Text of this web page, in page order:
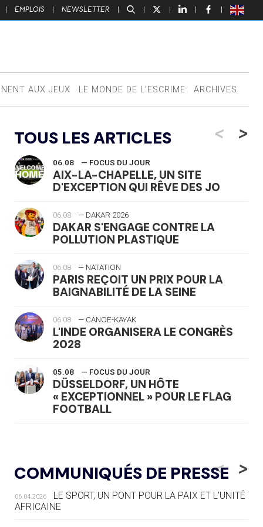
| EMPLOIS | NEWSLETTER | | | | |
AUX JEUX LE MONDE DE L’ESCRIME ARCHIVES
TOUS LES ARTICLES <
06.08 — FOCUS DU JOUR
AIX-LA-CHAPELLE, UN SITE
D'EXCEPTION QUI RÊVE DES JO
06.08 — DAKAR 2026
DAKAR S'ENGAGE CONTRE LA
POLLUTION PLASTIQUE
06.08 — NATATION
PARIS REÇOIT UN PRIX POUR LA
BAIGNABILITÉ DE LA SEINE
06.08 — CANOË-KAYAK
L'INDE ORGANISERA LE CONGRÈS
2028
05.08 — FOCUS DU JOUR
DÜSSELDORF, UN HÔTE
« EXCEPTIONNEL » POUR LE FLAG
FOOTBALL
LE RÊVE DE VOIR LA LUGE ALPINE
AUX JO « N'EST PAS FINI »
05.08 — TIR À L'ARC
DES MONDIAUX À BRISBANE SUR LA
>
COMMUNIQUÉS DE PRESSE
<
06.04.2026
LE SPORT, UN PONT POUR LA PAIX ET L’UNITÉ
AFRICAINE
>